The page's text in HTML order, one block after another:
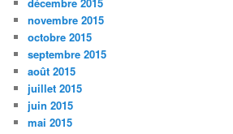
novembre 2015
octobre 2015
septembre 2015
août 2015
juillet 2015
juin 2015
mai 2015